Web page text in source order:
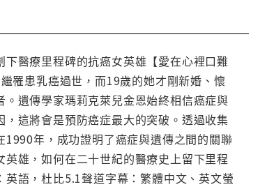
醫療里程碑的抗癌女英雄【愛在心裡口難
罹患乳癌過世，而19歲的她才剛新婚、懷
遺傳學家瑪莉克萊兒金恩始終相信癌症與
這將會是預防癌症最大的突破。透過收集
年，成功證明了癌症與遺傳之間的關聯
雄，如何在二十世紀的醫療史上留下里程
語，杜比5.1聲道字幕：繁體中文、英文螢